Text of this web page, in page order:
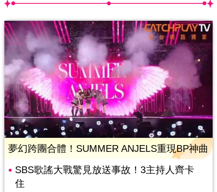
夢幻跨團合體！SUMMER ANJELS重現BP神曲
SBS歌謠大戰驚見放送事故！3主持人齊卡
住